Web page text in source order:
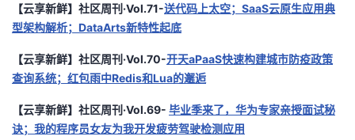
【云享新鲜】社区周刊·Vol.71-送代码上太空；SaaS云原生应用典
型架构解析；DataArts新特性起底
【云享新鲜】社区周刊·Vol.70-开天aPaaS快速构建城市防疫政策
查询系统；红包雨中Redis和Lua的邂逅
【云享新鲜】社区周刊·Vol.69- 毕业季来了，华为专家亲授面试秘
诀；我的程序员女友为我开发疲劳驾驶检测应用